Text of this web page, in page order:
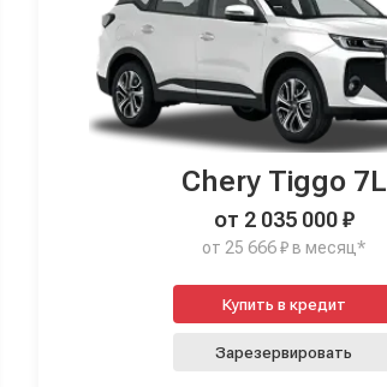
Chery Tiggo 7L
от 2 035 000 ₽
от 25 666 ₽ в месяц*
Купить в кредит
Зарезервировать